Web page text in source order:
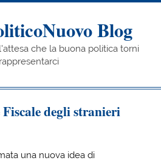
Blog
che la buona politica torni
degli stranieri
una nuova idea di